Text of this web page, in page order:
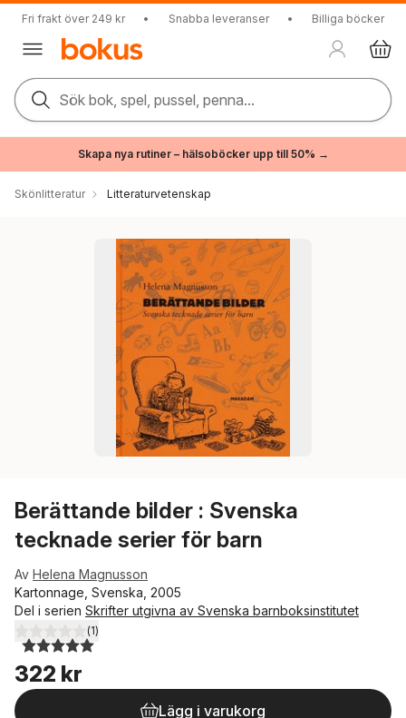
Fri frakt över 249 kr • Snabba leveranser • Billiga böcker
Sök bok, spel, pussel, penna...
Skapa nya rutiner – hälsoböcker upp till 50% →
Skönlitteratur Litteraturvetenskap
Berättande bilder : Svenska
tecknade serier för barn
Av Helena Magnusson
Kartonnage, Svenska, 2005
Del i serien Skrifter utgivna av Svenska barnboksinstitutet
5,0utav 5 stjärnor. Totalt antal röster:
(1)
322 kr
Lägg i varukorg